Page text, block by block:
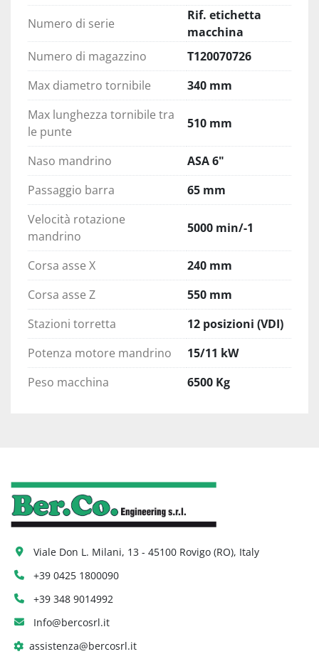
Numero di serie
Rif. etichetta
macchina
Numero di magazzino
T120070726
Max diametro tornibile
340 mm
Max lunghezza tornibile tra
le punte
510 mm
Naso mandrino
ASA 6"
Passaggio barra
65 mm
Velocità rotazione
mandrino
5000 min/-1
Corsa asse X
240 mm
Corsa asse Z
550 mm
Stazioni torretta
12 posizioni (VDI)
Potenza motore mandrino
15/11 kW
Peso macchina
6500 Kg
Viale Don L. Milani, 13 - 45100 Rovigo (RO), Italy
+39 0425 1800090
+39 348 9014992
Info@bercosrl.it
assistenza@bercosrl.it